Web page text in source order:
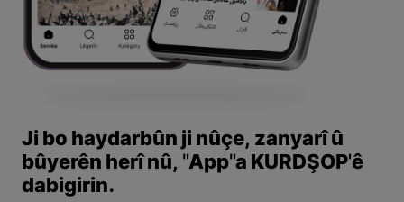
Ji bo haydarbûn ji nûçe, zanyarî û
bûyerên herî nû, "App"a KURDŞOP'ê
dabigirin.